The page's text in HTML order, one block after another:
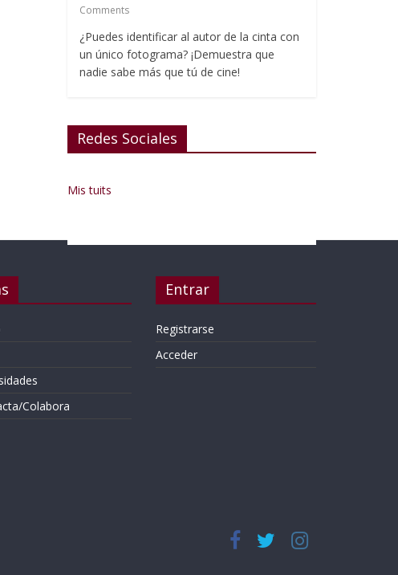
Comments
¿Puedes identificar al autor de la cinta con
un único fotograma? ¡Demuestra que
nadie sabe más que tú de cine!
Redes Sociales
Mis tuits
Colabora
Entrar
Registrarse
Acceder